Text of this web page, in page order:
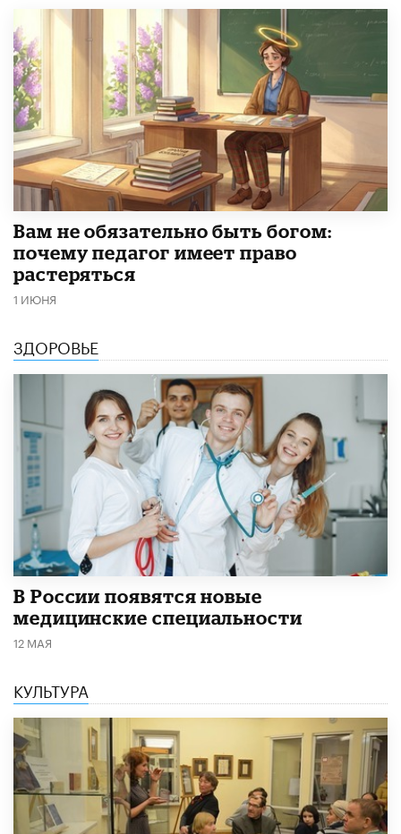
​Вам не обязательно быть богом:
почему педагог имеет право
растеряться
1 ИЮНЯ
ЗДОРОВЬЕ
В России появятся новые
медицинские специальности
12 МАЯ
КУЛЬТУРА